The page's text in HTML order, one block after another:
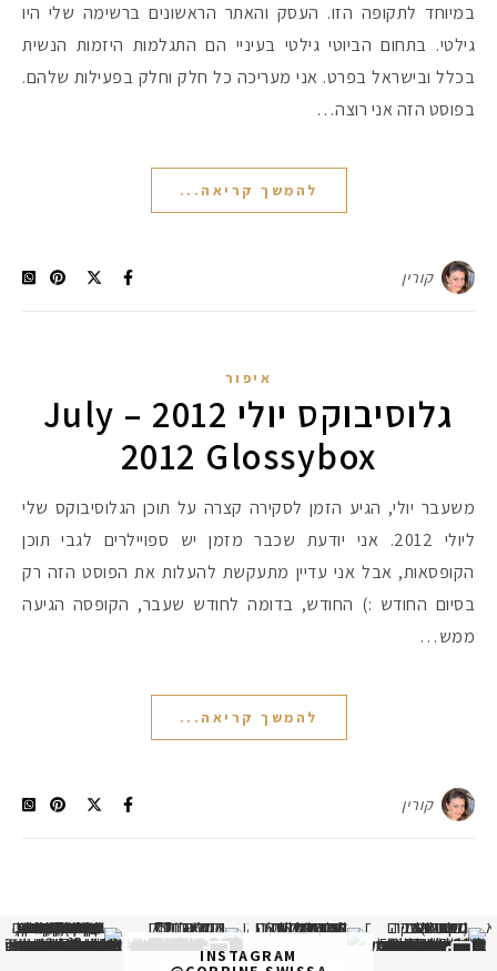
במיוחד לתקופה הזו. העסק והאתר הראשונים ברשימה שלי היו
גילטי. בתחום הביוטי גילטי בעיניי הם התגלמות היזמות הנשית
בכלל ובישראל בפרט. אני מעריכה כל חלק וחלק בפעילות שלהם.
בפוסט הזה אני רוצה…
להמשך קריאה...
קורין
איפור
גלוסיבוקס יולי 2012 – July
2012 Glossybox
משעבר יולי, הגיע הזמן לסקירה קצרה על תוכן הגלוסיבוקס שלי
ליולי 2012. אני יודעת שכבר מזמן יש ספויילרים לגבי תוכן
הקופסאות, אבל אני עדיין מתעקשת להעלות את הפוסט הזה רק
בסיום החודש :) החודש, בדומה לחודש שעבר, הקופסה הגיעה
ממש…
להמשך קריאה...
קורין
INSTAGRAM
תמונה כבר חודשיים
איזו אהבתם יותר? הראשונה או